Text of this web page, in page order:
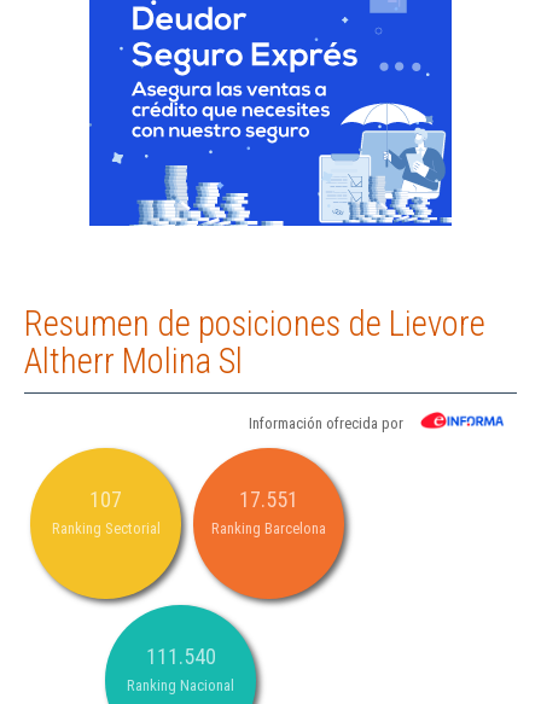
Resumen de posiciones de Lievore
Altherr Molina Sl
Información ofrecida por
107
Ranking Sectorial
17.551
Ranking Barcelona
111.540
Ranking Nacional